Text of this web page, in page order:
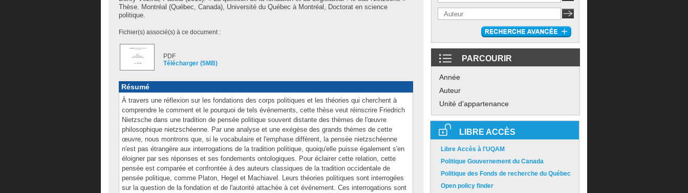
Thèse. Montréal (Québec, Canada), Université du Québec à Montréal, Doctorat en science
politique.
Fichier(s) associé(s) à ce document :
PDF
Télécharger (5MB)
Résumé
À travers une réflexion sur les fondations des corps politiques et les théories qui cherchent à
comprendre le comment et le pourquoi de tels événements, cette thèse veut réinscrire Friedrich
Nietzsche dans une tradition de pensée politique souvent distante des thèmes de l'œuvre
philosophique nietzschéenne. Par une analyse et une exégèse des grands thèmes de cette
œuvre, nous montrons que, si le vocabulaire et l'emphase diffèrent, la pensée nietzschéenne
n'est pas étrangère aux interrogations de la tradition politique, quoiqu'elle puisse également s'en
éloigner par ses réponses et ses fondements ontologiques. Pour éclairer cette relation, cette
pensée est comparée et confrontée à des auteurs classiques de la tradition occidentale de
pensée politique, comme Platon, Hegel et Machiavel. Leurs théories politiques sont interrogées
sur la question de la fondation et de l'autorité attachée à cet événement. Ces interrogations sont
PARCOURIR
Année
Auteur
Unité d'appartenance
LIBRE ACCÈS
Libre Accès à l'UQAM
Politique Gouvernement du Canada
Politique des Fonds de recherche du Québec
Open policy finder